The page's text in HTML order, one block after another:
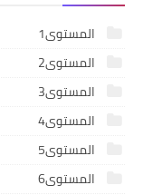
المستوى1
المستوى2
المستوى3
المستوى4
المستوى5
المستوى6